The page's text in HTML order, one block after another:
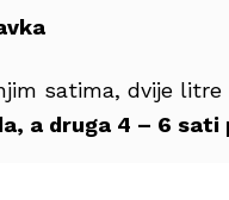
satima, dvije
a druga 4 – 6 sati